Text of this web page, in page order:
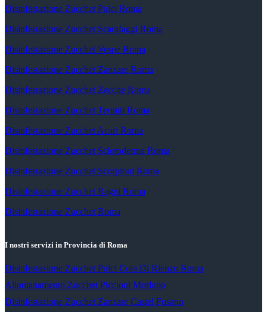
Disinfestazione Zucchet Pulci Roma
Disinfestazione Zucchet Scarafaggi Roma
Disinfestazione Zucchet Vespe Roma
Disinfestazione Zucchet Zanzare Roma
Disinfestazione Zucchet Zecche Roma
Disinfestazione Zucchet Termiti Roma
Disinfestazione Zucchet Acari Roma
Disinfestazione Zucchet Scleroderma Roma
Disinfestazione Zucchet Scorpioni Roma
Disinfestazione Zucchet Ragni Roma
Disinfestazione Zucchet Roma
I nostri servizi in Provincia di Roma
Disinfestazione Zucchet Pulci Cola Di Rienzo Roma
Allontanamento Zucchet Piccioni Morlupo
Disinfestazione Zucchet Zanzare Castel Fusano